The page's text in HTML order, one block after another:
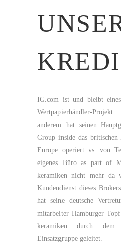
IG.com ist und bleibt
Wertpapierhändler-
anderem hat seinen
Group inside das
Europe operiert vs. von
eigenes Büro as part of
keramiken nicht mehr da
Kundendienst dieses
hat seine deutsche
mitarbeiter Hamburger
keramiken durch dem
Einsatzgruppe geleitet.